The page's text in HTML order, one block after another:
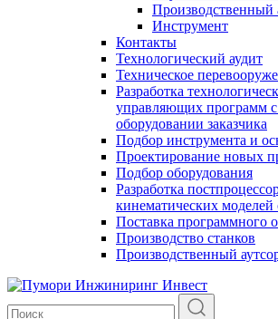
Производственный
Инструмент
Контакты
Технологический аудит
Техническое
Разработка
управляющих программ
оборудовании заказчика
Подбор инструмента и
Проектирование новых
Подбор оборудования
Разработка
кинематических моделей
Поставка программного
Производство станков
Производственный